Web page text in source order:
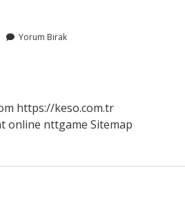
Yorum Bırak
https://keso.com.tr
online nttgame Sitemap